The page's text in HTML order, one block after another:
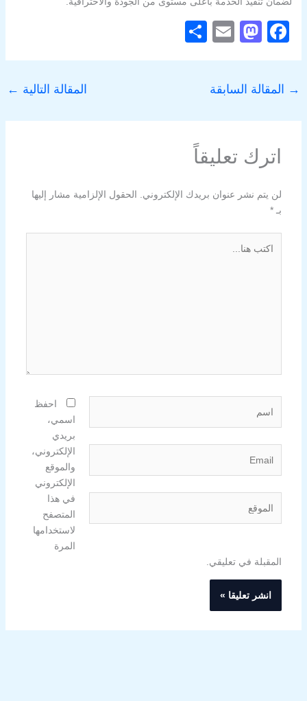
F
e
b
o
M
o
d
n
E
→ المقالة السابقة المقالة التالية ←
اترك تعليقاً
لن يتم نشر عنوان بريدك الإلكتروني.
الحقول الإلزامية مشار إليها
بـ*
هنا...
احفظ
اسمي،
بريدي
الإلكتروني،
والموقع
الإلكتروني
في هذا
المتصفح
لاستخدامها
المرة
المقبلة في تعليقي.